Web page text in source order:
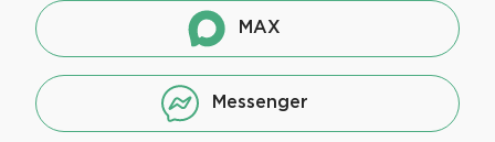
MAX
Messenger